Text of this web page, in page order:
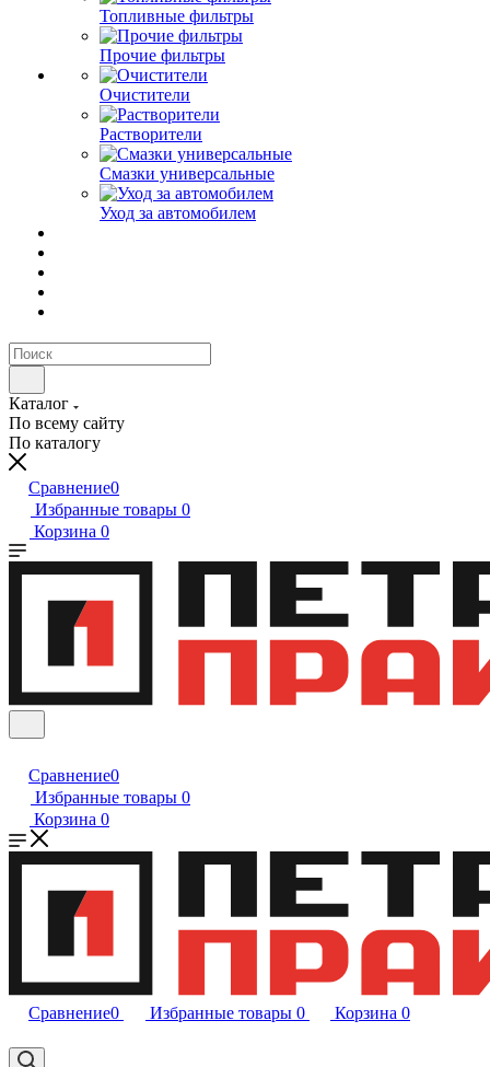
Топливные фильтры
Прочие фильтры
Очистители
Растворители
Смазки универсальные
Уход за автомобилем
Каталог
По всему сайту
По каталогу
Сравнение0
Избранные товары 0
Корзина 0
Сравнение0
Избранные товары 0
Корзина 0
Сравнение0 Избранные товары 0 Корзина 0